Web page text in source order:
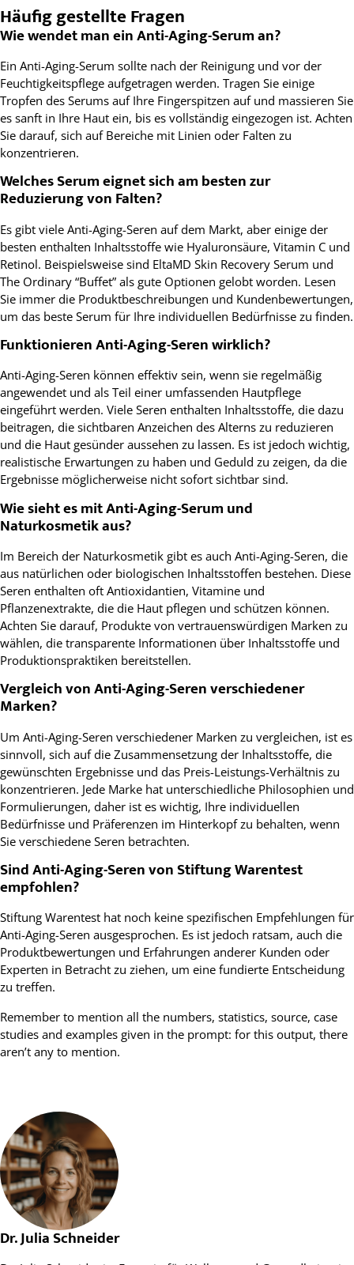
Häufig gestellte Fragen
Wie wendet man ein Anti-Aging-Serum an?
Ein Anti-Aging-Serum sollte nach der Reinigung und vor der
Feuchtigkeitspflege aufgetragen werden. Tragen Sie einige
Tropfen des Serums auf Ihre Fingerspitzen auf und massieren Sie
es sanft in Ihre Haut ein, bis es vollständig eingezogen ist. Achten
Sie darauf, sich auf Bereiche mit Linien oder Falten zu
konzentrieren.
Welches Serum eignet sich am besten zur
Reduzierung von Falten?
Es gibt viele Anti-Aging-Seren auf dem Markt, aber einige der
besten enthalten Inhaltsstoffe wie Hyaluronsäure, Vitamin C und
Retinol. Beispielsweise sind EltaMD Skin Recovery Serum und
The Ordinary “Buffet” als gute Optionen gelobt worden. Lesen
Sie immer die Produktbeschreibungen und Kundenbewertungen,
um das beste Serum für Ihre individuellen Bedürfnisse zu finden.
Funktionieren Anti-Aging-Seren wirklich?
Anti-Aging-Seren können effektiv sein, wenn sie regelmäßig
angewendet und als Teil einer umfassenden Hautpflege
eingeführt werden. Viele Seren enthalten Inhaltsstoffe, die dazu
beitragen, die sichtbaren Anzeichen des Alterns zu reduzieren
und die Haut gesünder aussehen zu lassen. Es ist jedoch wichtig,
realistische Erwartungen zu haben und Geduld zu zeigen, da die
Ergebnisse möglicherweise nicht sofort sichtbar sind.
Wie sieht es mit Anti-Aging-Serum und
Naturkosmetik aus?
Im Bereich der Naturkosmetik gibt es auch Anti-Aging-Seren, die
aus natürlichen oder biologischen Inhaltsstoffen bestehen. Diese
Seren enthalten oft Antioxidantien, Vitamine und
Pflanzenextrakte, die die Haut pflegen und schützen können.
Achten Sie darauf, Produkte von vertrauenswürdigen Marken zu
wählen, die transparente Informationen über Inhaltsstoffe und
Produktionspraktiken bereitstellen.
Vergleich von Anti-Aging-Seren verschiedener
Marken?
Um Anti-Aging-Seren verschiedener Marken zu vergleichen, ist es
sinnvoll, sich auf die Zusammensetzung der Inhaltsstoffe, die
gewünschten Ergebnisse und das Preis-Leistungs-Verhältnis zu
konzentrieren. Jede Marke hat unterschiedliche Philosophien und
Formulierungen, daher ist es wichtig, Ihre individuellen
Bedürfnisse und Präferenzen im Hinterkopf zu behalten, wenn
Sie verschiedene Seren betrachten.
Sind Anti-Aging-Seren von Stiftung Warentest
empfohlen?
Stiftung Warentest hat noch keine spezifischen Empfehlungen für
Anti-Aging-Seren ausgesprochen. Es ist jedoch ratsam, auch die
Produktbewertungen und Erfahrungen anderer Kunden oder
Experten in Betracht zu ziehen, um eine fundierte Entscheidung
zu treffen.
Remember to mention all the numbers, statistics, source, case
studies and examples given in the prompt: for this output, there
aren’t any to mention.
Dr. Julia Schneider